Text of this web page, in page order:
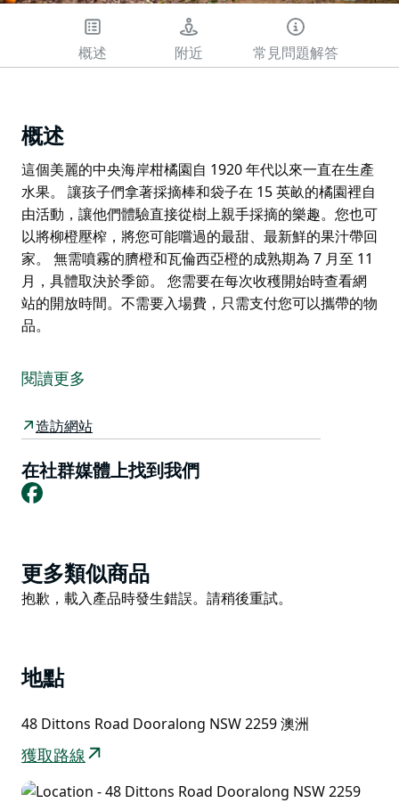
概述 附近 常見問題解答
概述
這個美麗的中央海岸柑橘園自 1920 年代以來一直在生產
水果。 讓孩子們拿著採摘棒和袋子在 15 英畝的橘園裡自
由活動，讓他們體驗直接從樹上親手採摘的樂趣。您也可
以將柳橙壓榨，將您可能嚐過的最甜、最新鮮的果汁帶回
家。 無需噴霧的臍橙和瓦倫西亞橙的成熟期為 7 月至 11
月，具體取決於季節。 您需要在每次收穫開始時查看網
站的開放時間。不需要入場費，只需支付您可以攜帶的物
品。
水果。
動，讓他們體驗直接從樹上親手採摘的樂趣。您也可以將
柳橙壓榨，將您可能嚐過的最甜、最新鮮的果汁帶回家。
無需噴霧的臍橙和瓦倫西亞橙的成熟期為 7 月至 11 月，
具體取決於季節。
閱讀更多
造訪網站
在社群媒體上找到我們
Facebook
Product
List
更多類似商品
Product
抱歉，載入產品時發生錯誤。請稍後重試。
地點
48 Dittons Road Dooralong NSW 2259 澳洲
獲取路線